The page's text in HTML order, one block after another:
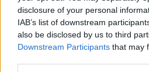
disclosure of your personal
IAB’s list of downstream
also be disclosed by us to third
Downstream Participants that may
φθινόπωρο, οπότε οι
περιθώριο να
Η παρούσα επιδημία όμως